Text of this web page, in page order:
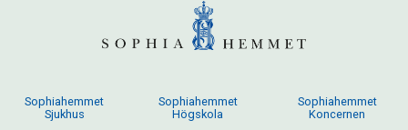
Sophiahemmet
Sjukhus
Sophiahemmet
Högskola
Sophiahemmet
Koncernen